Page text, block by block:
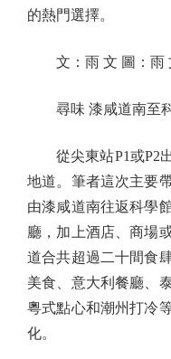
的熱門選擇。
文：雨 文 圖：雨
尋味 漆咸道南至科
從尖東站P1或P2出
地道。筆者這次主要
由漆咸道南往返科學
廳，加上酒店、商場
道合共超過二十間食
美食、意大利餐廳、
粵式點心和潮州打冷
化。